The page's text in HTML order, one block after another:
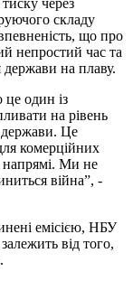
складу
що про
непростий час та
на плаву.
це один із
на рівень
держави. Це
комерційних
напрямі. Ми не
війна”, -
емісією, НБУ
від того,